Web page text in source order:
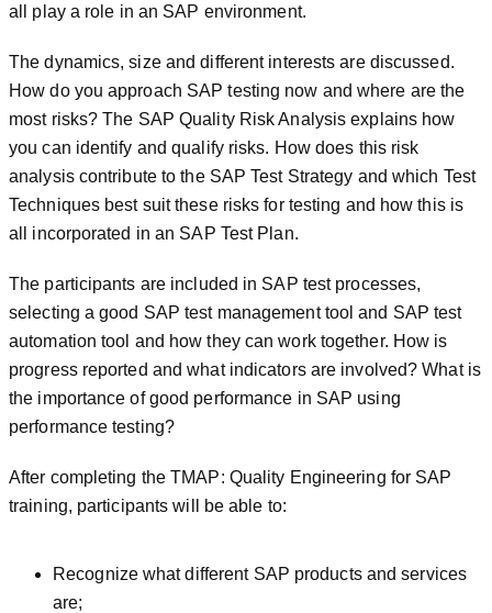
all play a role in an SAP environment.
The dynamics, size and different interests are discussed.
How do you approach SAP testing now and where are the
most risks? The SAP Quality Risk Analysis explains how
you can identify and qualify risks. How does this risk
analysis contribute to the SAP Test Strategy and which Test
Techniques best suit these risks for testing and how this is
all incorporated in an SAP Test Plan.
The participants are included in SAP test processes,
selecting a good SAP test management tool and SAP test
automation tool and how they can work together. How is
progress reported and what indicators are involved? What is
the importance of good performance in SAP using
performance testing?
After completing the TMAP: Quality Engineering for SAP
training, participants will be able to:
Recognize what different SAP products and services
are;